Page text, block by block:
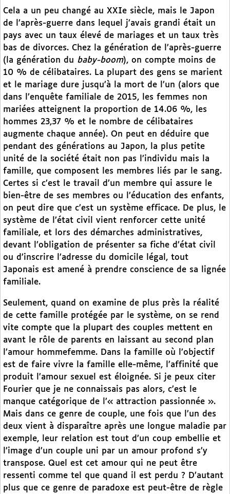
Cela a un peu changé au XXIe siècle, mais le Japon
de l’après-guerre dans lequel j’avais grandi était un
pays avec un taux élevé de mariages et un taux très
bas de divorces. Chez la génération de l’après-guerre
(la génération du baby-boom), on compte moins de
10 % de célibataires. La plupart des gens se marient
et le mariage dure jusqu’à la mort de l’un (alors que
dans l’enquête familiale de 2015, les femmes non
mariées atteignent la proportion de 14.06 %, les
hommes 23,37 % et le nombre de célibataires
augmente chaque année). On peut en déduire que
pendant des générations au Japon, la plus petite
unité de la société était non pas l’individu mais la
famille, que composent les membres liés par le sang.
Certes si c’est le travail d’un membre qui assure le
bien-être de ses membres ou l’éducation des enfants,
on peut dire que c’est un système efficace. De plus, le
système de l’état civil vient renforcer cette unité
familiale, et lors des démarches administratives,
devant l’obligation de présenter sa fiche d’état civil
ou d’inscrire l’adresse du domicile légal, tout
Japonais est amené à prendre conscience de sa lignée
familiale.
Seulement, quand on examine de plus près la réalité
de cette famille protégée par le système, on se rend
vite compte que la plupart des couples mettent en
avant le rôle de parents en laissant au second plan
l’amour hommefemme. Dans la famille où l’objectif
est de faire vivre la famille elle-même, l’affinité que
produit l’amour sexuel est éloignée. Si je peux citer
Fourier que je ne connaissais pas alors, c’est le
manque catégorique de l’« attraction passionnée ».
Mais dans ce genre de couple, une fois que l’un des
deux vient à disparaître après une longue maladie par
exemple, leur relation est tout d’un coup embellie et
l’image d’un couple uni par un amour profond s’y
transpose. Quel est cet amour qui ne peut être
ressenti comme tel que quand il est perdu ? D’autant
plus que ce genre de paradoxe est peut-être de règle